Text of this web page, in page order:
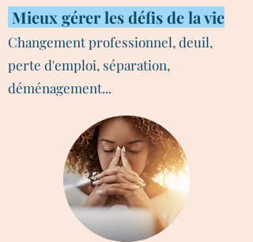
Mieux gérer les défis de la vie
Changement professionnel, deuil,
perte d'emploi, séparation,
déménagement...